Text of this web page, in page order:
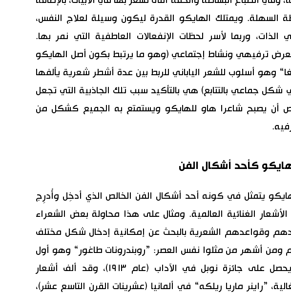
السهلة. ويمتلك الهايكو القدرة ليكون وسيلة لعلاج النفس،
الذات، وربما لأسر لحظات الإنفعالات العاطفية التي نمر بها.
ترفيهي ونشاط إجتماعي (وهو ما يرتبط بكون أصل الهايكو
وهو أسلوب للشعر الياباني للربط بين عدة أشطر شعرية يألفها
جماعي بالتتابع) هي بالتأكيد سبب تلك الجاذبية التي تجعل
يصبح شاعرا هاو للهايكو ويستمتع به الجميع كشكل من
كأحد أشكال الفن
يتمثل في كونه أحد أشكال الفن الخالص الذي أدخِل وأُدرِج
الغنائية العالمية. ومثال على هذا محاولة بعض الشعراء
وقواعدهم الشعرية بالبحث عن إمكانية إدخال شكل مختلف
ومن أشهر من مثلوا نفس العصر: ”روبندرونات طاغور“ وهو أول
أديب غير أوروبي يحصل على جائزة نوبل في الآداب (عام ١٩١٣)، وقد ألف أشعار
”راينر ماريا ريلكه“ في ألمانيا (عشرينات القرن التاسع عشر)،